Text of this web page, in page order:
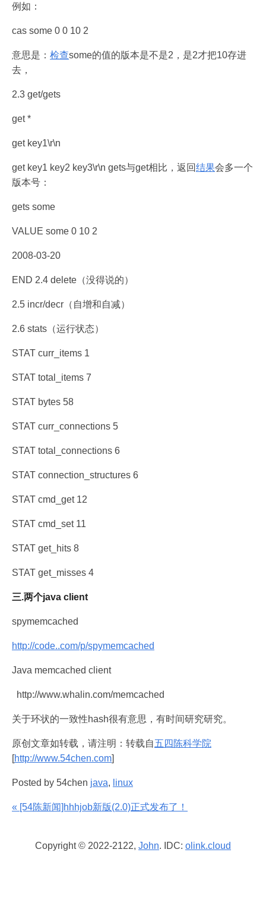
例如：
cas some 0 0 10 2
意思是： 检查some的值的版本是不是2，是2才把10存进
去，
2.3 get/gets
get*
get key1\r\n
get key1 key2 key3\r\n gets与get相比，返回结果会多一个
版本号：
gets some
VALUE some 0 10 2
2008-03-20
END 2.4 delete（没得说的）
2.5 incr/decr（自增和自减）
2.6 stats（运行状态）
STAT curr_items 1
STAT total_items 7
STAT bytes 58
STAT curr_connections 5
STAT total_connections 6
STAT connection_structures 6
STAT cmd_get 12
STAT cmd_set 11
STAT get_hits 8
STAT get_misses 4
三.两个java client
spymemcached
http://code..com/p/spymemcached
Java memcached client
http://www.whalin.com/memcached
关于环状的一致性hash很有意思，有时间研究研究。
原创文章如转载，请注明：转载自五四陈科学院
[http://www.54chen.com]
Posted by 54chen java, linux
« [54陈新闻]hhhjob新版(2.0)正式发布了！
Copyright © 2022-2122, John. IDC: olink.cloud